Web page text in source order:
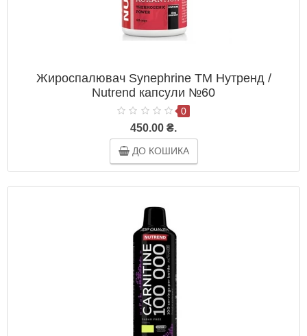
Жироспалювач Synephrine ТМ Нутренд /
Nutrend капсули №60
0
450.00 ₴.
ДО КОШИКА